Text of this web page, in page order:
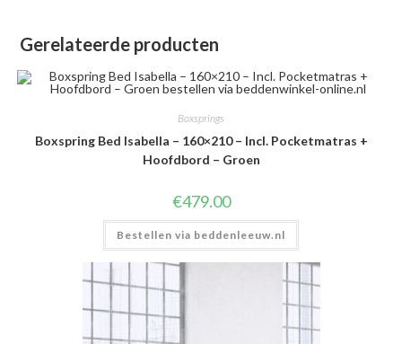
Gerelateerde producten
Boxsprings
Boxspring Bed Isabella – 160×210 – Incl. Pocketmatras +
Hoofdbord – Groen
€479.00
Bestellen via beddenleeuw.nl